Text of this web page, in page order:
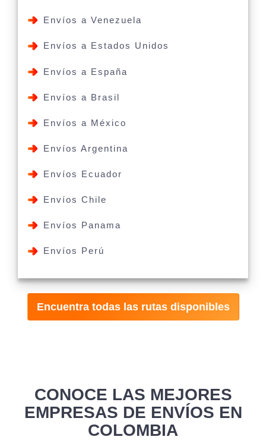
Envíos a Venezuela
Envíos a Estados Unidos
Envíos a España
Envíos a Brasil
Envíos a México
Envíos Argentina
Envíos Ecuador
Envíos Chile
Envíos Panama
Envíos Perú
Encuentra todas las rutas disponibles
CONOCE LAS MEJORES
EMPRESAS DE ENVÍOS EN
COLOMBIA